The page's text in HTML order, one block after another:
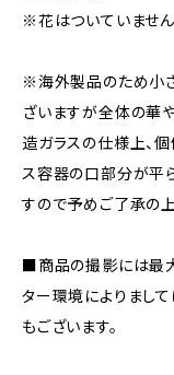
※花はついていません
※海外製品のため小
ざいますが全体の華
造ガラスの仕様上、
ス容器の口部分が平
すので予めご了承の
■商品の撮影には最
ター環境によりまし
もございます。